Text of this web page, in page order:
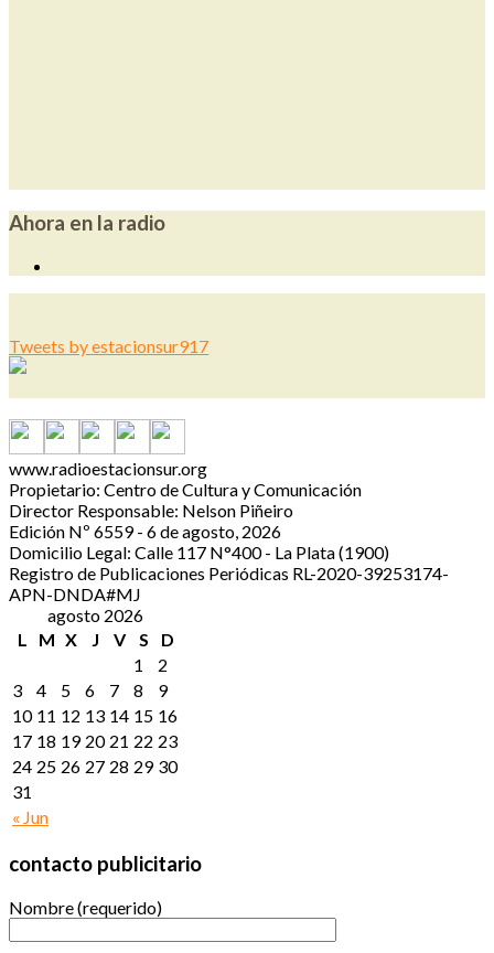
Ahora en la radio
Tweets by estacionsur917
www.radioestacionsur.org
Propietario: Centro de Cultura y Comunicación
Director Responsable: Nelson Piñeiro
Edición Nº 6559 - 6 de agosto, 2026
Domicilio Legal: Calle 117 N°400 - La Plata (1900)
Registro de Publicaciones Periódicas RL-2020-39253174-
APN-DNDA#MJ
agosto 2026
L
M X J V S D
« Jun
1
2
3
4 5 6 7 8
9
10 11 12 13 14 15 16
17 18 19 20 21 22 23
24 25 26 27 28 29 30
31
contacto publicitario
Nombre (requerido)